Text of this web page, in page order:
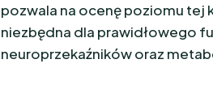
pozwala na ocenę poziomu tej
niezbędna dla prawidłowego
neuroprzekaźników oraz